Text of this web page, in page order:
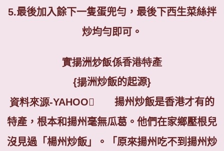
5.最後加入餘下一隻蛋兜勻，最後下西生菜絲拌
炒均勻即可。
實揚洲炒飯係香港特產
{揚洲炒飯的起源}
資料來源-YAHOO 揚州炒飯是香港才有的
特產，根本和揚州毫無瓜葛。他們在家鄉壓根兒
沒見過「楊州炒飯」。「原來揚州吃不到揚州炒